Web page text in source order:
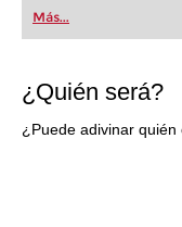
first steps into the world
playing at a tournament
train more efficiently,
Más...
¿Quién será?
¿Puede adivinar